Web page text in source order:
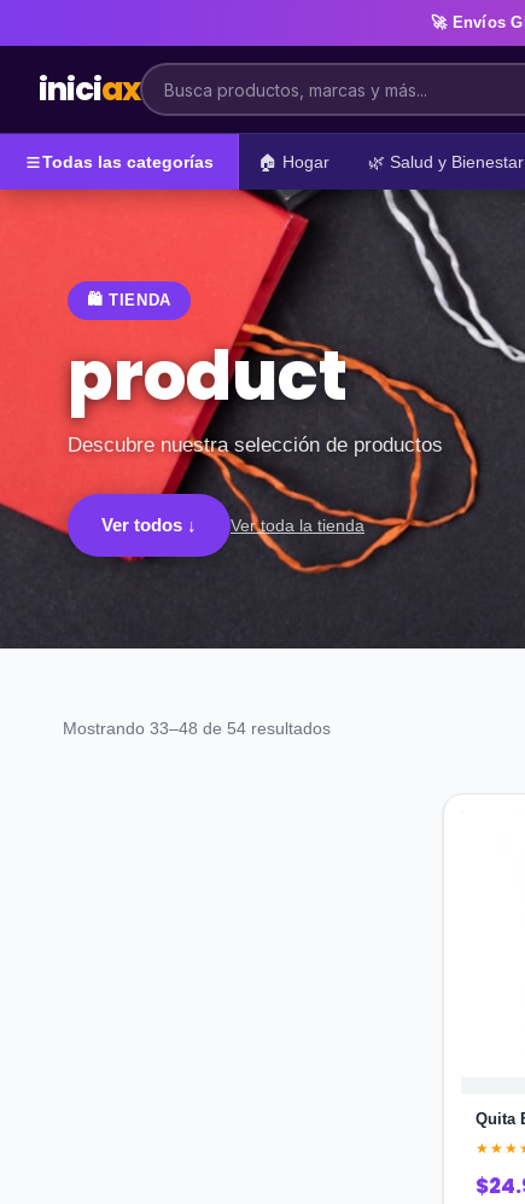
🚀 Envíos
iniciax
Todas las categorías 🏠 Hogar 🌿 Salud y Bienestar
🛍️ TIENDA
product
Descubre nuestra selección de productos
Ver todos ↓ Ver toda la tienda
Mostrando 33–48 de 54 resultadosOrdenado
Quita